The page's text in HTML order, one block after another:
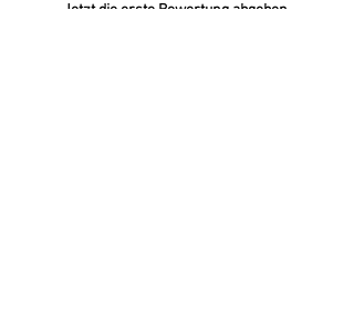
Jetzt die erste Bewertung abgeben.